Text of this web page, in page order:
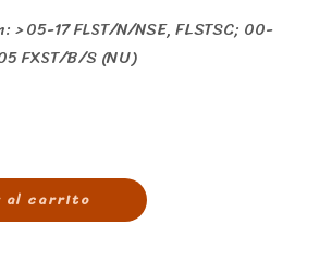
> 05-17 FLST/N/NSE, FLSTSC; 00-
FXST/B/S (NU)
al carrito